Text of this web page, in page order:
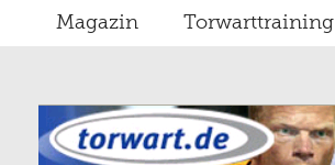
Magazin Torwarttraining